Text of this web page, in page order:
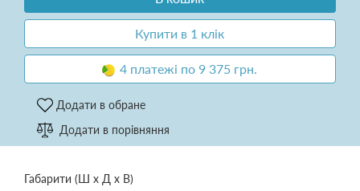
Купити в 1 клік
4 платежі по 9 375 грн.
Додати в обране
Додати в порівняння
Габарити (Ш х Д х В)